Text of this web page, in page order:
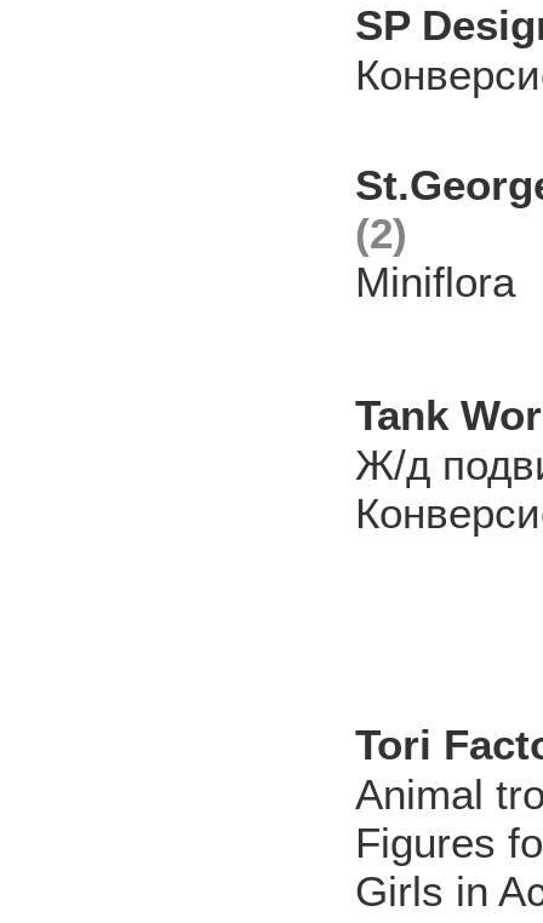
SP
(2)
Miniflora
Tank
Ж/д
Tori
Animal
Figures
Girls in